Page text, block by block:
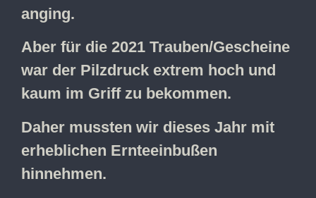
anging.
Aber für die 2021 Trauben/Gescheine
war der Pilzdruck extrem hoch und
kaum im Griff zu bekommen.
Daher mussten wir dieses Jahr mit
erheblichen Ernteeinbußen
hinnehmen.